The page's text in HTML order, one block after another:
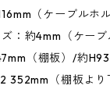
（ケーブルホ
ズ：約4mm（ケー
（棚板）/約
352mm（棚板より